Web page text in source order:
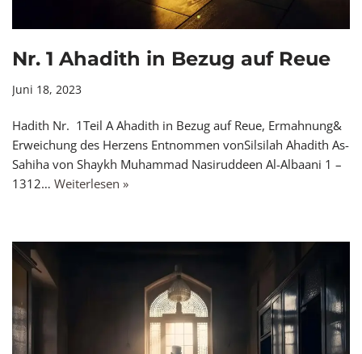
Nr. 1 Ahadith in Bezug auf Reue
Juni 18, 2023
Hadith Nr. 1Teil A Ahadith in Bezug auf Reue, Ermahnung&
Erweichung des Herzens Entnommen vonSilsilah Ahadith As-
Sahiha von Shaykh Muhammad Nasiruddeen Al-Albaani 1 –
1312… Weiterlesen »